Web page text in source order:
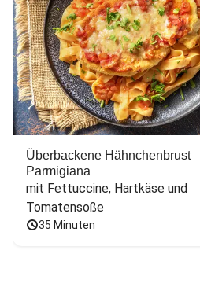
Überbackene Hähnchenbrust
Parmigiana
mit Fettuccine, Hartkäse und
Tomatensoße
35 Minuten